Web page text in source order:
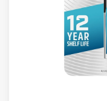
Electroménager
Bureautique